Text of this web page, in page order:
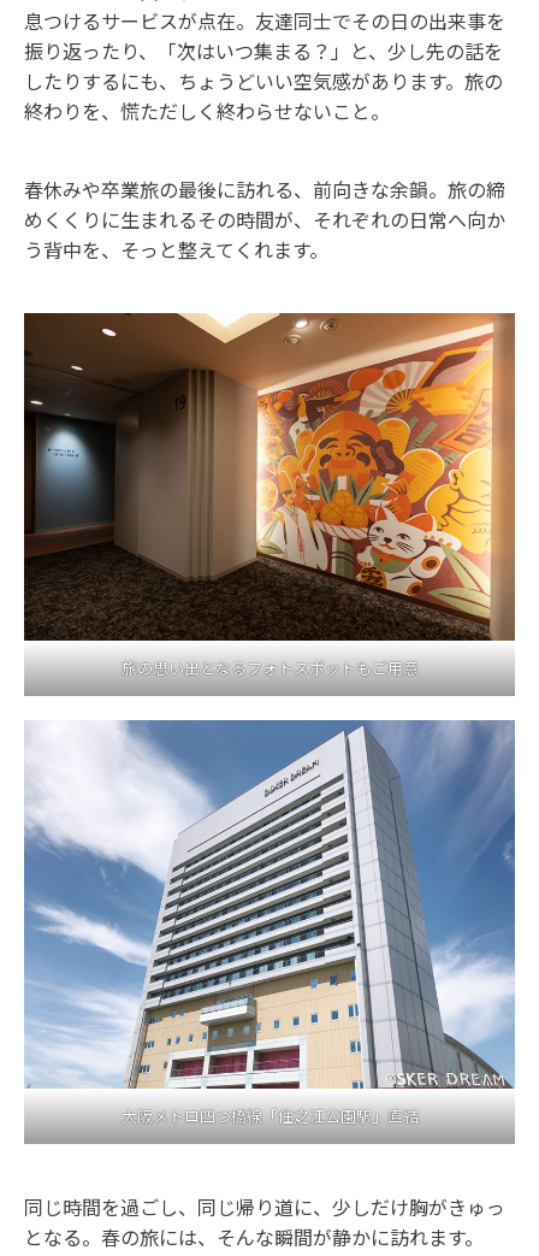
息つけるサービスが点在。友達同士でその日の出来事を
振り返ったり、「次はいつ集まる？」と、少し先の話を
したりするにも、ちょうどいい空気感があります。旅の
終わりを、慌ただしく終わらせないこと。
春休みや卒業旅の最後に訪れる、前向きな余韻。旅の締
めくくりに生まれるその時間が、それぞれの日常へ向か
う背中を、そっと整えてくれます。
旅の思い出となるフォトスポットもご用意
大阪メトロ四つ橋線「住之江公園駅」直結
同じ時間を過ごし、同じ帰り道に、少しだけ胸がきゅっ
となる。春の旅には、そんな瞬間が静かに訪れます。